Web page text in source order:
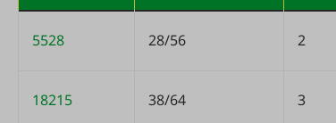
5528 28/56 2
18215 38/64 3